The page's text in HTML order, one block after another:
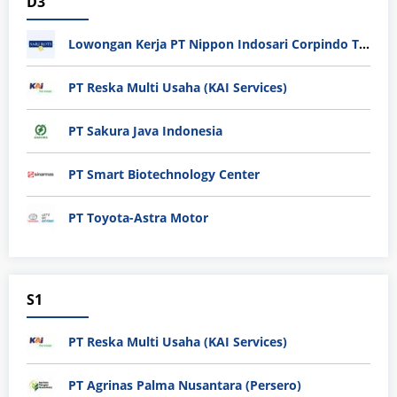
Lowongan Kerja PT Nippon Indosari Corpindo Tbk. Bulan Agustus 2026
PT Reska Multi Usaha (KAI Services)
PT Sakura Java Indonesia
PT Smart Biotechnology Center
PT Toyota-Astra Motor
S1
PT Reska Multi Usaha (KAI Services)
PT Agrinas Palma Nusantara (Persero)